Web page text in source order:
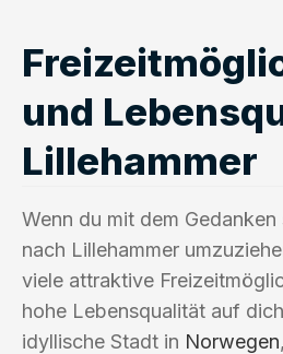
und
Lillehammer
Wenn du mit dem
nach Lillehammer
viele attraktive
hohe Lebensqualität auf
idyllische Stadt in Norwegen